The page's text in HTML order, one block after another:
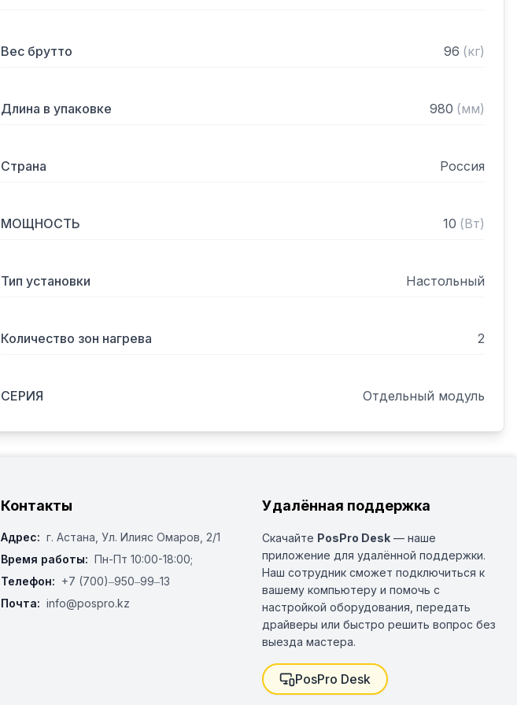
Вес брутто 96 (кг)
Длина в упаковке 980 (мм)
Страна Россия
МОЩНОСТЬ 10 (Вт)
Тип установки Настольный
Количество зон нагрева 2
СЕРИЯ Отдельный модуль
Контакты
Адрес: г. Астана, ​Ул. Илияс Омаров, 2/1
Время работы: Пн-Пт 10:00-18:00;
Телефон: +7 (700)‒950‒99‒13
Почта: info@pospro.kz
Удалённая поддержка
Скачайте PosPro Desk — наше
приложение для удалённой поддержки.
Наш сотрудник сможет подключиться к
вашему компьютеру и помочь с
настройкой оборудования, передать
драйверы или быстро решить вопрос без
выезда мастера.
PosPro Desk